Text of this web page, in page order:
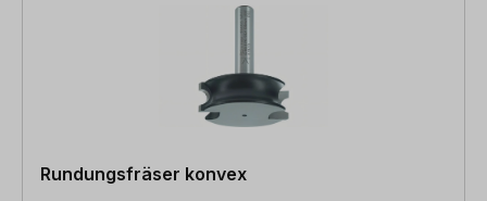
Rundungsfräser konvex